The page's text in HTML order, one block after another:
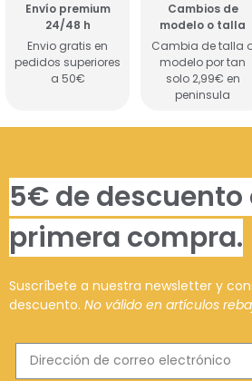
Envío premium
24/48 h
Envio gratis en
pedidos superiores
a 50€
Cambios de
modelo o talla
Cambia de talla
modelo por tan
solo 2,99€ en
peninsula
5€ de descuento
primera compra.
Suscríbete a nuestra newsletter y
descuento. No válido en artículos